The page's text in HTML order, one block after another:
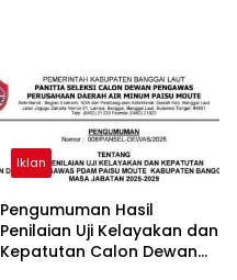
Iklan
Pengumuman Hasil
Penilaian Uji Kelayakan dan
Kepatutan Calon Dewan